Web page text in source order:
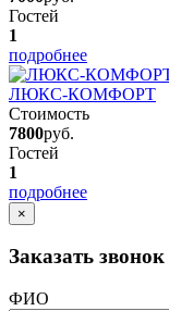
Гостей
1
подробнее
ЛЮКС-КОМФОРТ
Стоимость
7800руб.
Гостей
1
подробнее
×
Заказать звонок
ФИО